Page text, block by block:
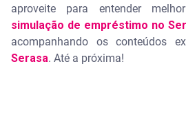
aproveite para entender
simulação de empréstimo no
acompanhando os conteúdos
Serasa. Até a próxima!